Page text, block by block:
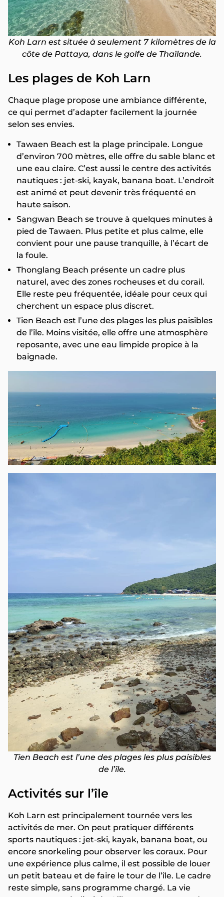
Koh Larn est située à seulement 7 kilomètres de la
côte de Pattaya, dans le golfe de Thaïlande.
Les plages de Koh Larn
Chaque plage propose une ambiance différente,
ce qui permet d’adapter facilement la journée
selon ses envies.
Tawaen Beach est la plage principale. Longue
d’environ 700 mètres, elle offre du sable blanc et
une eau claire. C’est aussi le centre des activités
nautiques : jet-ski, kayak, banana boat. L’endroit
est animé et peut devenir très fréquenté en
haute saison.
Sangwan Beach se trouve à quelques minutes à
pied de Tawaen. Plus petite et plus calme, elle
convient pour une pause tranquille, à l’écart de
la foule.
Thonglang Beach présente un cadre plus
naturel, avec des zones rocheuses et du corail.
Elle reste peu fréquentée, idéale pour ceux qui
cherchent un espace plus discret.
Tien Beach est l’une des plages les plus paisibles
de l’île. Moins visitée, elle offre une atmosphère
reposante, avec une eau limpide propice à la
baignade.
Tien Beach est l’une des plages les plus paisibles
de l’île.
Activités sur l’île
Koh Larn est principalement tournée vers les
activités de mer. On peut pratiquer différents
sports nautiques : jet-ski, kayak, banana boat, ou
encore snorkeling pour observer les coraux. Pour
une expérience plus calme, il est possible de louer
un petit bateau et de faire le tour de l’île. Le cadre
reste simple, sans programme chargé. La vie